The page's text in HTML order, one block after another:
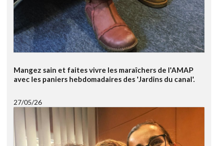
Mangez sain et faites vivre les maraîchers de l'AMAP
avec les paniers hebdomadaires des 'Jardins du canal'.
27/05/26